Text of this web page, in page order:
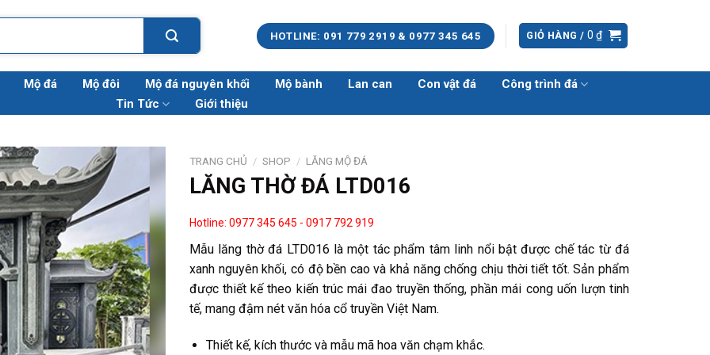
HOTLINE: 091 779 2919 & 0977 345 645 GIỎ HÀNG / 0₫
Mộ đá Mộ đôi Mộ đá nguyên khối Mộ bành Lan can Con vật đá
Công trình đá
Tin Tức
Giới thiệu
TRANG CHỦ / SHOP / LĂNG MỘ ĐÁ
LĂNG THỜ ĐÁ LTD016
Hotline: 0977 345 645 - 0917 792 919
Mẫu lăng thờ đá LTD016 là một tác phẩm tâm linh nổi bật được chế tác từ đá
xanh nguyên khối, có độ bền cao và khả năng chống chịu thời tiết tốt. Sản phẩm
được thiết kế theo kiến trúc mái đao truyền thống, phần mái cong uốn lượn tinh
tế, mang đậm nét văn hóa cổ truyền Việt Nam.
Thiết kế, kích thước và mẫu mã hoa văn chạm khắc.